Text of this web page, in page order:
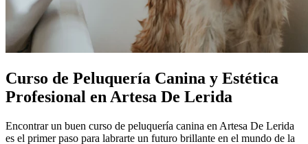
Curso de Peluquería Canina y Estética
Profesional en Artesa De Lerida
Encontrar un buen curso de peluquería canina en Artesa De Lerida
es el primer paso para labrarte un futuro brillante en el mundo de la